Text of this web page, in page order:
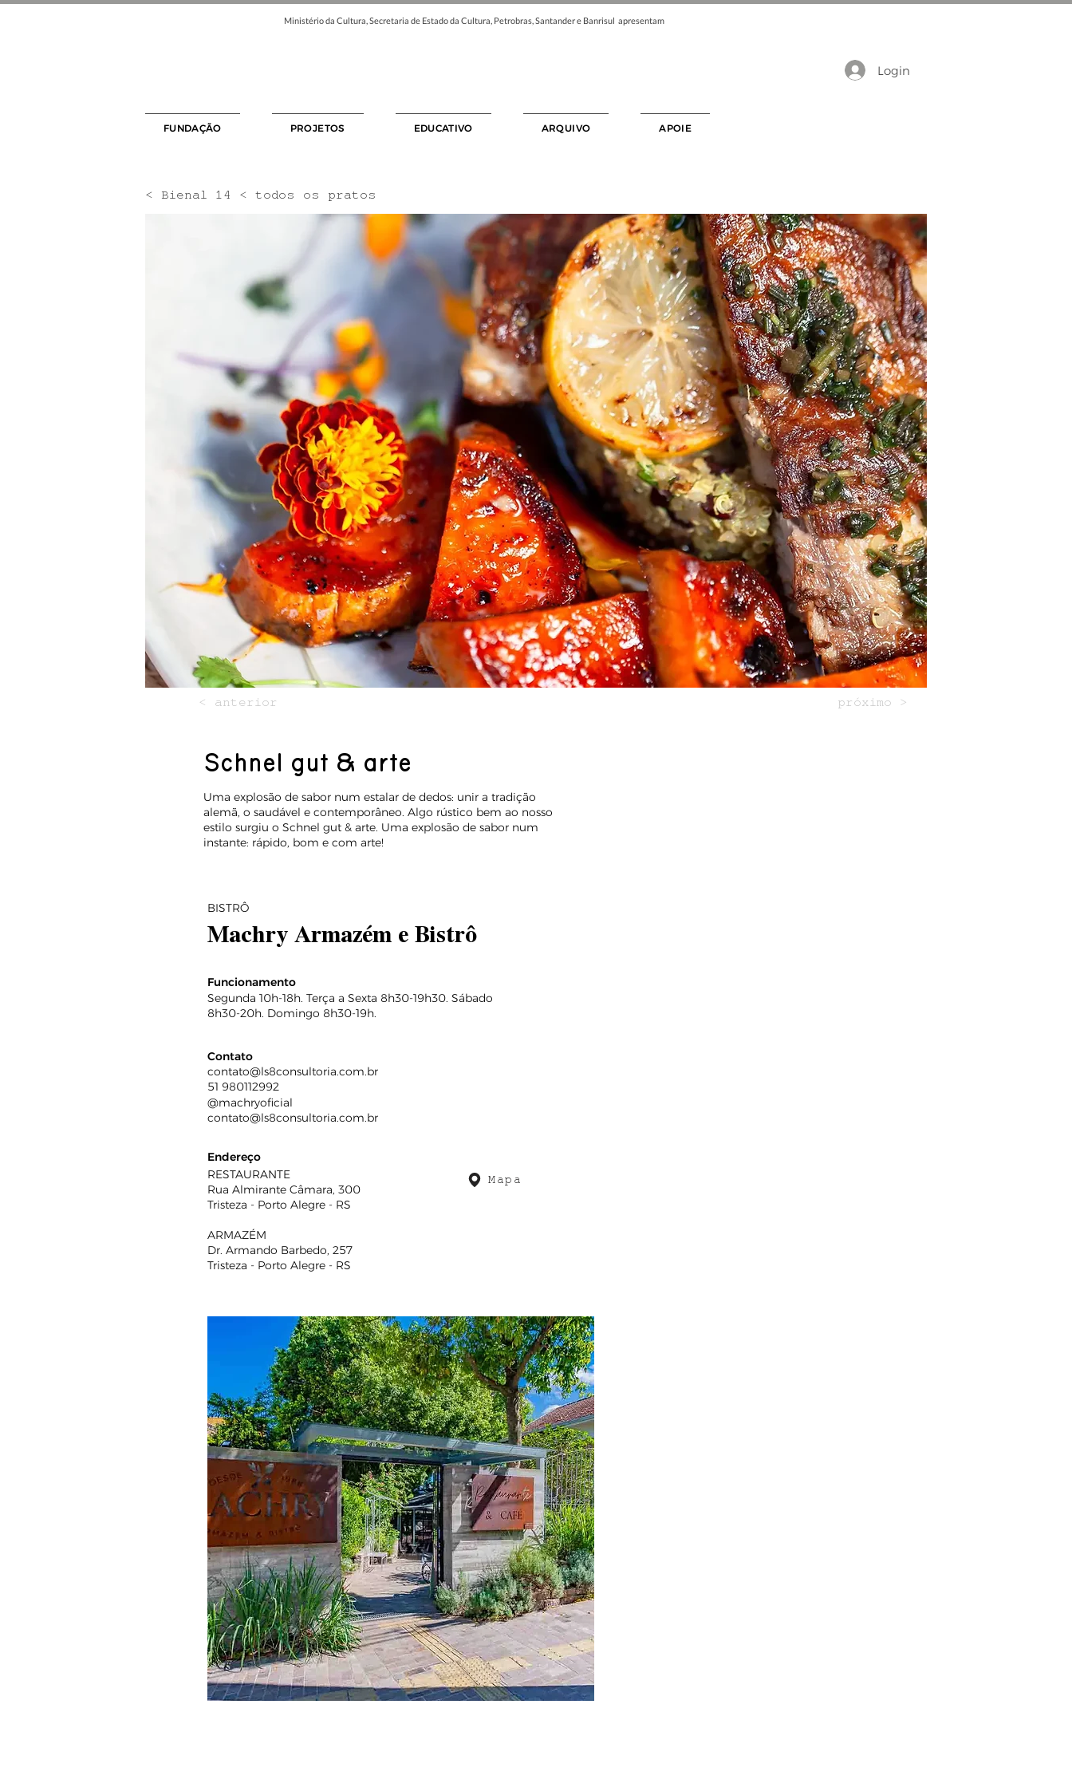
Ministério da Cultura, Secretaria de Estado da Cultura, Petrobras, Santander e Banrisul apresentam
Login
FUNDAÇÃO PROJETOS EDUCATIVO ARQUIVO APOIE
< Bienal 14 < todos os pratos
< anterior
Schnel gut & arte
Uma explosão de sabor num estalar de dedos: unir a tradição
alemã, o saudável e contemporâneo. Algo rústico bem ao nosso
estilo surgiu o Schnel gut & arte. Uma explosão de sabor num
instante: rápido, bom e com arte!
BISTRÔ
Machry Armazém e Bistrô
Funcionamento
Segunda 10h-18h. Terça a Sexta 8h30-19h30. Sábado
8h30-20h. Domingo 8h30-19h.
Contato
contato@ls8consultoria.com.br
51 980112992
@machryoficial
contato@ls8consultoria.com.br
Endereço
RESTAURANTE
Rua Almirante Câmara, 300
Tristeza - Porto Alegre - RS
ARMAZÉM
Dr. Armando Barbedo, 257
Tristeza - Porto Alegre - RS
Mapa
próximo >